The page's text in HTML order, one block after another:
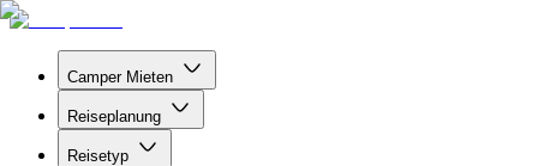
Camper Mieten
Reiseplanung
Reisetyp